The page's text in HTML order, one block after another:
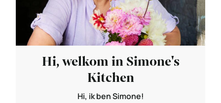
Hi, welkom in Simone's
Kitchen
Hi, ik ben Simone!